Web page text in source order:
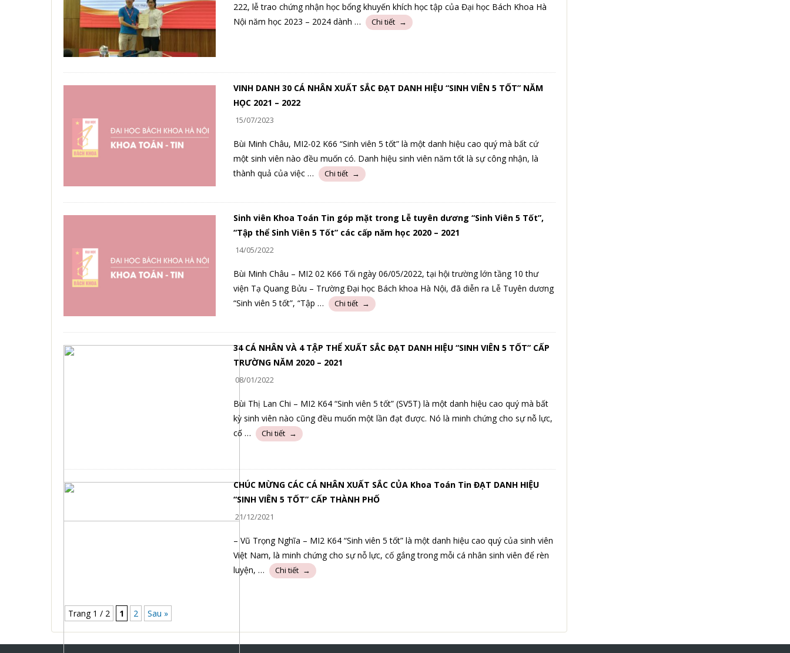
222, lễ trao chứng nhận học bổng khuyến khích học tập của Đại học Bách Khoa Hà
Nội năm học 2023 – 2024 dành …
VINH DANH 30 CÁ NHÂN XUẤT SẮC ĐẠT DANH HIỆU “SINH VIÊN 5 TỐT” NĂM
HỌC 2021 – 2022
15/07/2023
Bùi Minh Châu, MI2-02 K66 “Sinh viên 5 tốt” là một danh hiệu cao quý mà bất cứ
một sinh viên nào đều muốn có. Danh hiệu sinh viên năm tốt là sự công nhận, là
thành quả của việc …
Sinh viên Khoa Toán Tin góp mặt trong Lễ tuyên dương “Sinh Viên 5 Tốt”,
“Tập thể Sinh Viên 5 Tốt” các cấp năm học 2020 – 2021
14/05/2022
Bùi Minh Châu – MI2 02 K66 Tối ngày 06/05/2022, tại hội trường lớn tầng 10 thư
viện Tạ Quang Bửu – Trường Đại học Bách khoa Hà Nội, đã diễn ra Lễ Tuyên dương
“Sinh viên 5 tốt”, “Tập …
34 CÁ NHÂN VÀ 4 TẬP THỂ XUẤT SẮC ĐẠT DANH HIỆU “SINH VIÊN 5 TỐT” CẤP
TRƯỜNG NĂM 2020 – 2021
08/01/2022
Bùi Thị Lan Chi – MI2 K64 “Sinh viên 5 tốt” (SV5T) là một danh hiệu cao quý mà bất
kỳ sinh viên nào cũng đều muốn một lần đạt được. Nó là minh chứng cho sự nỗ lực,
cố …
CHÚC MỪNG CÁC CÁ NHÂN XUẤT SẮC CỦA Khoa Toán Tin ĐẠT DANH HIỆU
“SINH VIÊN 5 TỐT” CẤP THÀNH PHỐ
21/12/2021
– Vũ Trọng Nghĩa – MI2 K64 “Sinh viên 5 tốt” là một danh hiệu cao quý của sinh viên
Việt Nam, là minh chứng cho sự nỗ lực, cố gắng trong mỗi cá nhân sinh viên để rèn
luyện, …
Trang 1 / 2 1 2 Sau »